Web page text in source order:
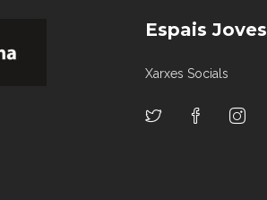
Espais Joves
Xarxes Socials